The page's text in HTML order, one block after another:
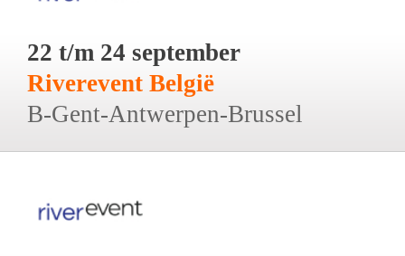
22 t/m 24 september
Riverevent België
B-Gent-Antwerpen-Brussel